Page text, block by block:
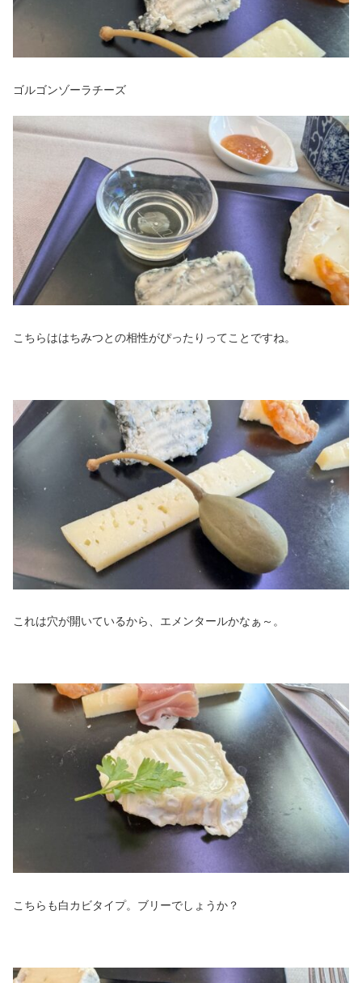
ゴルゴンゾーラチーズ
こちらははちみつとの相性がぴったりってことですね。
これは穴が開いているから、エメンタールかなぁ～。
こちらも白カビタイプ。ブリーでしょうか？